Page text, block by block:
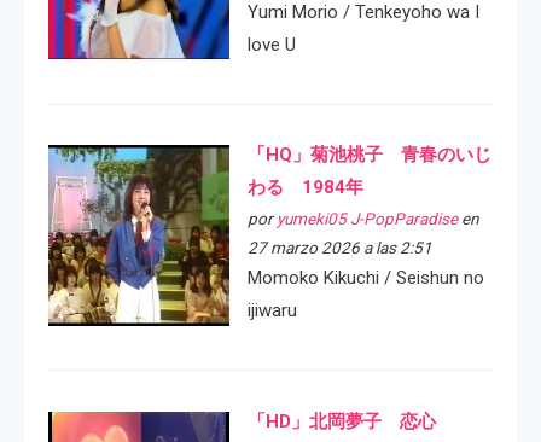
Yumi Morio / Tenkeyoho wa I
love U
「HQ」菊池桃子 青春のいじ
わる 1984年
por yumeki05 J-PopParadiseen
27 marzo 2026 a las 2:51
Momoko Kikuchi / Seishun no
ijiwaru
「HD」北岡夢子 恋心